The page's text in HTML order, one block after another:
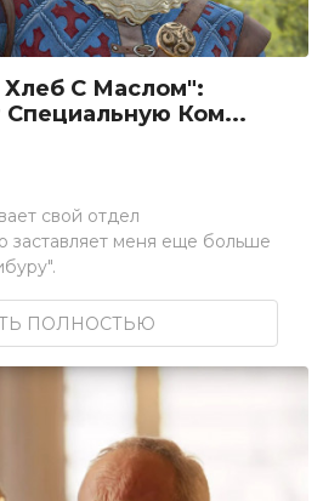
С Маслом":
Специальную Ком...
свой отдел
заставляет меня еще больше
ПОЛНОСТЬЮ